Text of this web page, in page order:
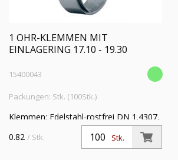
1 OHR-KLEMMEN MIT
EINLAGERING 17.10 - 19.30
15400043
Packungen: Stk. (100Stk.)
Klemmen: Edelstahl-rostfrei DN 1.4307,
Einlagering: Edelstahl-rostfrei DIN
1.4310 VE: 100
Stk.
0.82 / Stk.